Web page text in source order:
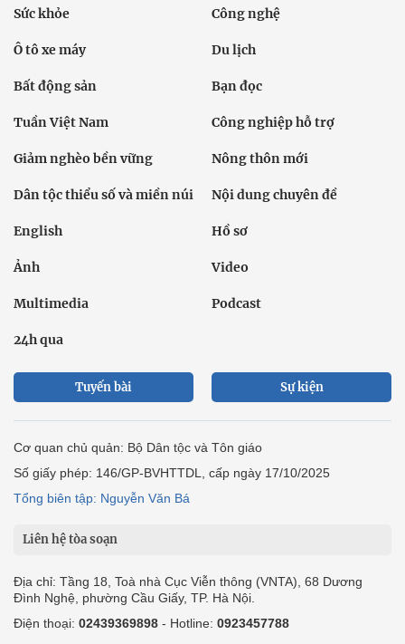
Sức khỏe Công nghệ
Ô tô xe máy Du lịch
Bất động sản Bạn đọc
Tuần Việt Nam Công nghiệp hỗ trợ
Giảm nghèo bền vững Nông thôn mới
Dân tộc thiểu số và miền núi Nội dung chuyên đề
English Hồ sơ
Ảnh Video
Multimedia Podcast
24h qua
Tuyến bài Sự kiện
Cơ quan chủ quản: Bộ Dân tộc và Tôn giáo
Số giấy phép: 146/GP-BVHTTDL, cấp ngày 17/10/2025
Tổng biên tập: Nguyễn Văn Bá
Liên hệ tòa soạn
Địa chỉ: Tầng 18, Toà nhà Cục Viễn thông (VNTA), 68 Dương
Đình Nghệ, phường Cầu Giấy, TP. Hà Nội.
Điện thoại: 02439369898 - Hotline: 0923457788